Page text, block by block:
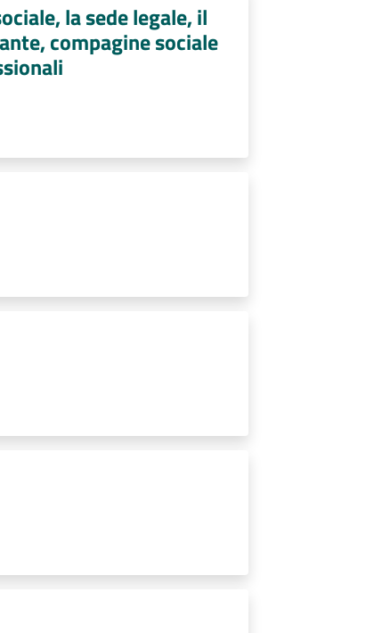
la sede legale, il
compagine sociale